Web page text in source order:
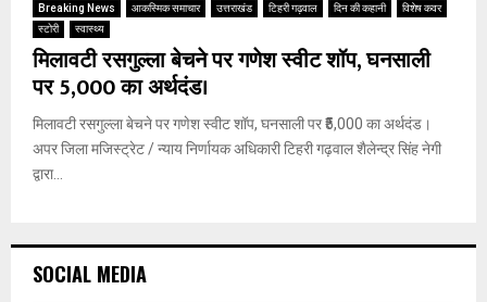
Breaking News आकस्मिक समाचार उत्तराखंड टिहरी गढ़वाल दिन की कहानी
विशेष कवर
स्टोरी
स्वास्थ्य
मिलावटी रसगुल्ला बेचने पर गणेश स्वीट शॉप, घनसाली
पर ₹5,000 का अर्थदंड।
मिलावटी रसगुल्ला बेचने पर गणेश स्वीट शॉप, घनसाली पर ₹5,000 का अर्थदंड।
अपर जिला मजिस्ट्रेट / न्याय निर्णायक अधिकारी टिहरी गढ़वाल शैलेन्द्र सिंह नेगी
द्वारा...
SOCIAL MEDIA